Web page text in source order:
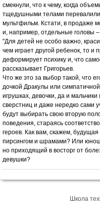
смекнули, что к чему, когда
тщедушными телами
мультфильм. Кстати, в продаже
и, например, отдельные головы
"Для детей не особо важно,
чем играет другой ребенок, то и
деформирует психику и, что
рассказывает Григорьев.
Что же это за выбор такой, что
дочкой Дракулы или
игрушках, девочки, да и
сверстниц и даже нередко сами
будут выбирать свою вторую
поведения, стараясь
героев. Как вам, скажем,
пирсингом и шрамами? Или
но приходящий в восторг от
девушки?
Школа